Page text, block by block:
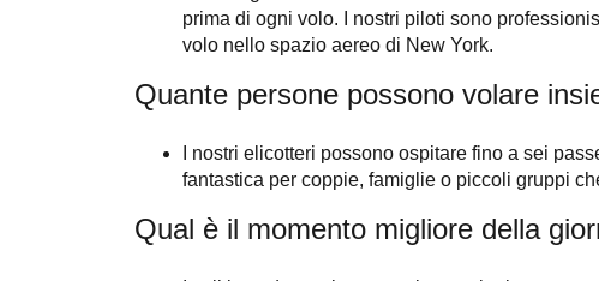
prima di ogni volo. I nostri piloti sono
volo nello spazio aereo di New York.
Quante persone possono volare
I nostri elicotteri possono ospitare fino a sei
fantastica per coppie, famiglie o piccoli gruppi
Qual ​​è il momento migliore della